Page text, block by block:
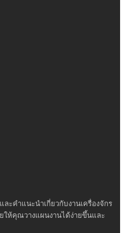
ะคำแนะนำเกี่ยวกับงานเครื่องจักร
ให้คุณวางแผนงานได้ง่ายขึ้นและ